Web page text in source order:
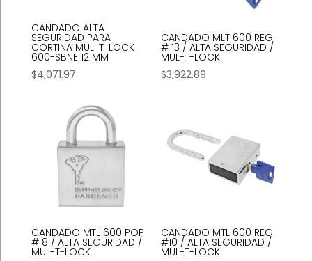
CANDADO ALTA
SEGURIDAD PARA
CORTINA MUL-T-LOCK
600-SBNE 12 MM
$4,071.97
CANDADO MLT 600 REG.
# 13 / ALTA SEGURIDAD /
MUL-T-LOCK
$3,922.89
CANDADO MTL 600 POP
# 8 / ALTA SEGURIDAD /
MUL-T-LOCK
CANDADO MTL 600 REG.
#10 / ALTA SEGURIDAD /
MUL-T-LOCK